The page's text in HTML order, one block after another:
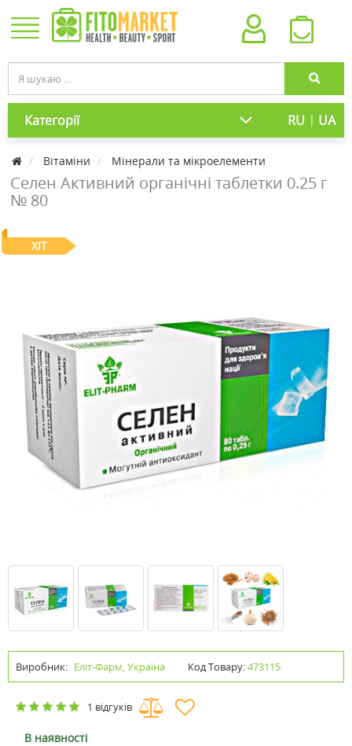
Категорії RU | UA
Вітаміни Мінерали та мікроелементи
Селен Активний органічні таблетки 0.25 г
№ 80
ХІТ
Виробник: Еліт-Фарм, Україна Код Товару:473115
1 відгуків
В наявності